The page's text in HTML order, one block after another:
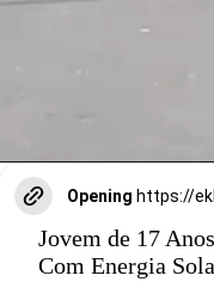
Opening
Jovem de 17
Com Energia